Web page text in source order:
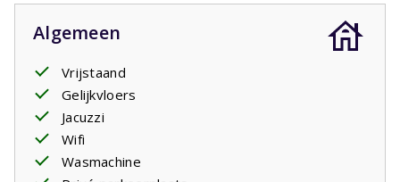
vaatwasser, inductiekookplaat en oven. Aangrenzend
bevindt zich een bijkeuken met onder andere een
Dewoonkamerbeschikt over comfortabele zitplaatsen,
een tv metinternationale zenders
werkplek. De villa heeft drie ruime
voldoende kastruimte. Eén slaapkamer heeft twee
stapelbedden voor 4 personen, de tweede slaapkamer
Algemeen
Vrijstaand
Gelijkvloers
Jacuzzi
Wifi
Wasmachine